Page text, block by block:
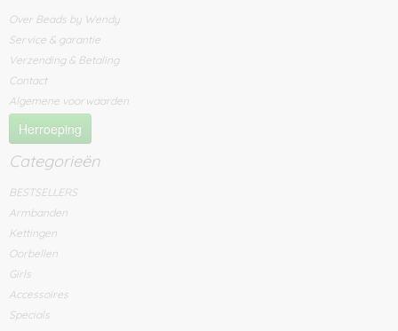
Over Beads by Wendy
Service & garantie
Verzending & Betaling
Contact
Algemene voorwaarden
Herroeping
Categorieën
BESTSELLERS
Armbanden
Kettingen
Oorbellen
Girls
Accessoires
Specials